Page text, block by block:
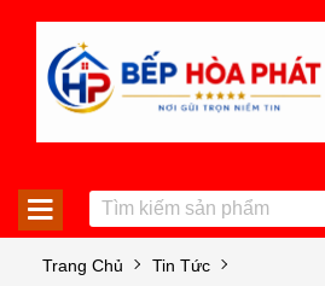
Trang Chủ
Tin Tức